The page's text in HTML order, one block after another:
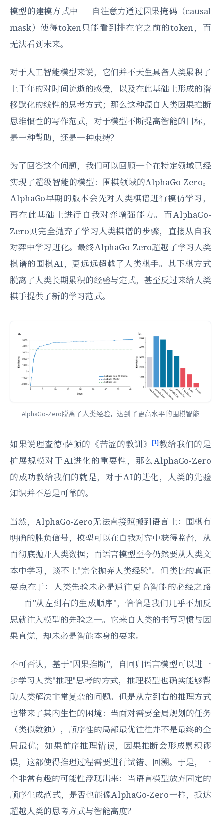
模型的建模方式中——自注意力通过因果掩码（causal
mask）使得token只能看到排在它之前的token，而
无法看到未来。
对于人工智能模型来说，它们并不天生具备人类累积了
上千年的对时间流逝的感受，以及在此基础上形成的潜
移默化的线性的思考方式；那么这种源自人类因果推断
思维惯性的写作范式，对于模型不断提高智能的目标，
是一种帮助，还是一种束缚？
为了回答这个问题，我们可以回顾一个在特定领域已经
实现了超级智能的模型：围棋领域的AlphaGo-Zero。
AlphaGo早期的版本会先对人类棋谱进行模仿学习，
再在此基础上进行自我对弈增强能力。而AlphaGo-
Zero则完全抛弃了学习人类棋谱的步骤，直接从自我
对弈中学习进化。最终AlphaGo-Zero超越了学习人类
棋谱的围棋AI，更远远超越了人类棋手。其下棋方式
脱离了人类长期累积的经验与定式，甚至反过来给人类
棋手提供了新的学习范式。
AlphaGo-Zero脱离了人类经验，达到了更高水平的围棋智能
如果说理查德·萨顿的《苦涩的教训》 [1]教给我们的是
扩展规模对于AI进化的重要性，那么AlphaGo-Zero
的成功教给我们的就是，对于AI的进化，人类的先验
知识并不总是可靠的。
当然，AlphaGo-Zero无法直接照搬到语言上：围棋有
明确的胜负信号，模型可以在自我对弈中获得监督，从
而彻底抛开人类数据；而语言模型至今仍然要从人类文
本中学习，谈不上"完全抛弃人类经验"。但类比的真正
要点在于：人类先验未必是通往更高智能的必经之路
——而"从左到右的生成顺序"，恰恰是我们几乎不加反
思就注入模型的先验之一。它来自人类的书写习惯与因
果直觉，却未必是智能本身的要求。
不可否认，基于"因果推断"，自回归语言模型可以进一
步学习人类"推理"思考的方式，推理模型也确实能够帮
助人类解决非常复杂的问题。但是从左到右的推理方式
也带来了其内生性的困境：当面对需要全局规划的任务
（类似数独），顺序性的局部最优往往并不是最终的全
局最优；如果前序推理错误，因果推断会形成累积谬
误，这都使得推理过程需要进行试错、回溯。于是，一
个非常有趣的可能性浮现出来：当语言模型放弃固定的
顺序生成范式，是否也能像AlphaGo-Zero一样，抵达
超越人类的思考方式与智能高度？